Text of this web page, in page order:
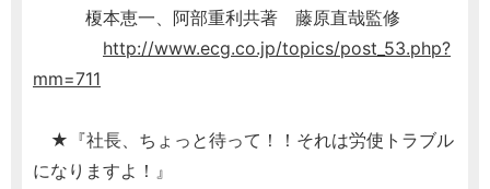
榎本恵一、阿部重利共著 藤原直哉監修
http://www.ecg.co.jp/topics/post_53.php?
mm=711
★『社長、ちょっと待って！！それは労使トラブル
になりますよ！』